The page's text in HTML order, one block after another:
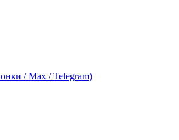
/ Max / Telegram)